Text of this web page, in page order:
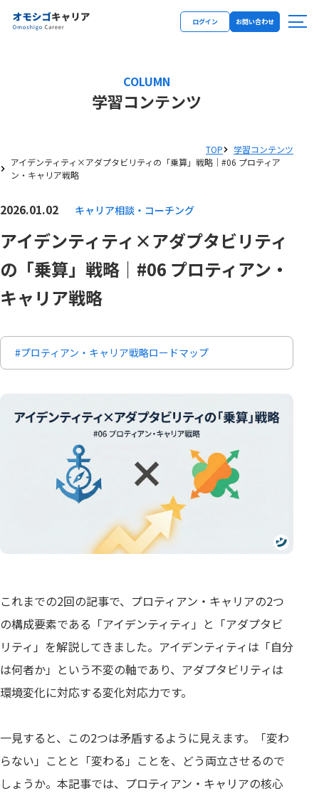
ログイン お問い合わせ
COLUMN
学習コンテンツ
TOP
学習コンテンツ
アイデンティティ×アダプタビリティの「乗算」戦略｜#06 プロティア
ン・キャリア戦略
2026.01.02 キャリア相談・コーチング
アイデンティティ×アダプタビリティ
の「乗算」戦略｜#06 プロティアン・
キャリア戦略
#プロティアン・キャリア戦略ロードマップ
これまでの2回の記事で、プロティアン・キャリアの2つ
の構成要素である「アイデンティティ」と「アダプタビ
リティ」を解説してきました。アイデンティティは「自分
は何者か」という不変の軸であり、アダプタビリティは
環境変化に対応する変化対応力です。
一見すると、この2つは矛盾するように見えます。「変わ
らない」ことと「変わる」ことを、どう両立させるので
しょうか。本記事では、プロティアン・キャリアの核心